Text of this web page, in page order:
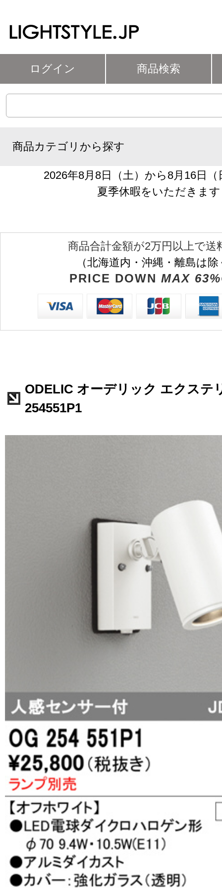
ログイン 商品検索
商品カテゴリから探す
2026年8月8日（土）から8月16日
夏季休暇をいただきます
商品合計金額が2万円以上で送
（北海道内・沖縄・離島は
PRICE DOWN MAX
ODELIC オーデリック エクステ
254551P1